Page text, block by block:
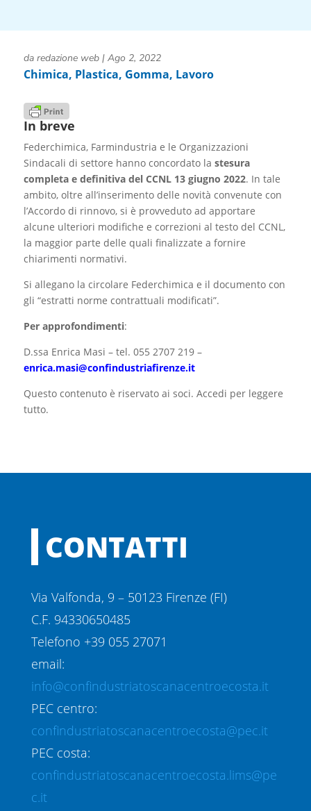
da redazione web| Ago 2, 2022
Chimica, Plastica, Gomma, Lavoro
In breve
Federchimica, Farmindustria e le Organizzazioni
Sindacali di settore hanno concordato la stesura
completa e definitiva del CCNL 13 giugno 2022. In tale
ambito, oltre all’inserimento delle novità convenute con
l’Accordo di rinnovo, si è provveduto ad apportare
alcune ulteriori modifiche e correzioni al testo del CCNL,
la maggior parte delle quali finalizzate a fornire
chiarimenti normativi.
Si allegano la circolare Federchimica e il documento con
gli “estratti norme contrattuali modificati”.
Per approfondimenti:
D.ssa Enrica Masi – tel. 055 2707 219 –
enrica.masi@confindustriafirenze.it
Questo contenuto è riservato ai soci. Accedi per leggere
tutto.
CONTATTI
Via Valfonda, 9 – 50123 Firenze (FI)
C.F. 94330650485
Telefono +39 055 27071
email:
info@confindustriatoscanacentroecosta.it
PEC centro:
confindustriatoscanacentroecosta@pec.it
PEC costa:
confindustriatoscanacentroecosta.lims@pe
c.it